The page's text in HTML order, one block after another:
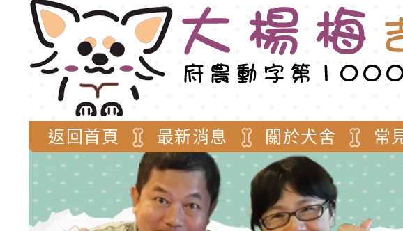
返回首頁 最新消息 關於犬舍 常
歡迎參觀：大楊梅吉娃娃
網站